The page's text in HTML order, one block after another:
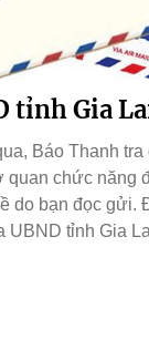
tỉnh Gia
Báo Thanh
chức năng
do bạn đọc gửi.
UBND tỉnh Gia